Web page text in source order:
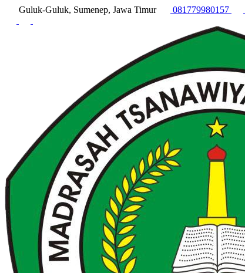
Guluk-Guluk, Sumenep, Jawa Timur 081779980157